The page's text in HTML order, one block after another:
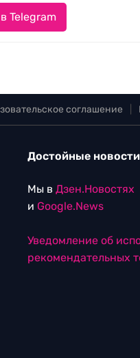
Telegram
соглашение
Достойные новости
Мы в Дзен.Новостях
и Google.News
Уведомление об
рекомендательных